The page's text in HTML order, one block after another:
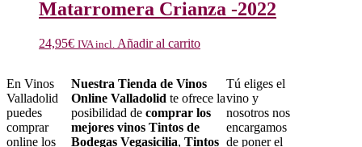
Matarromera Crianza -2022
24,95€ IVA incl. Añadir al carrito
En Vinos
Valladolid
puedes
comprar
online los
Nuestra Tienda de Vinos
Online Valladolid te ofrece la
posibilidad de comprar los
mejores vinos Tintos de
Bodegas Vegasicilia, Tintos
Tú eliges el
vino y
nosotros nos
encargamos
de poner el